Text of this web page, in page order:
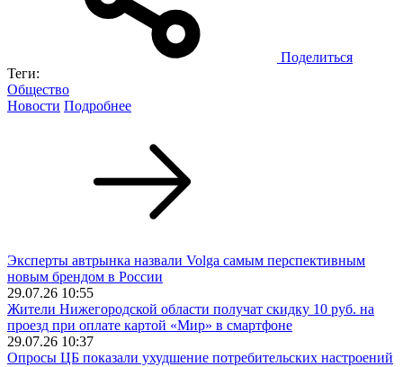
Поделиться
Теги:
Общество
Новости Подробнее
Эксперты автрынка назвали Volga самым перспективным
новым брендом в России
29.07.26 10:55
Жители Нижегородской области получат скидку 10 руб. на
проезд при оплате картой «Мир» в смартфоне
29.07.26 10:37
Опросы ЦБ показали ухудшение потребительских настроений